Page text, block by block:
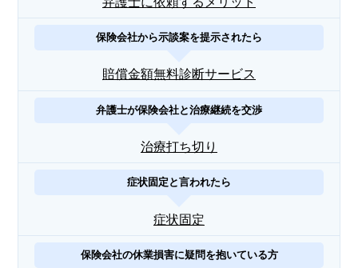
保険会社から示談案を提示されたら
賠償金額無料診断サービス
弁護士が保険会社と治療継続を交渉
治療打ち切り
症状固定と言われたら
症状固定
保険会社の休業損害に疑問を抱いている方